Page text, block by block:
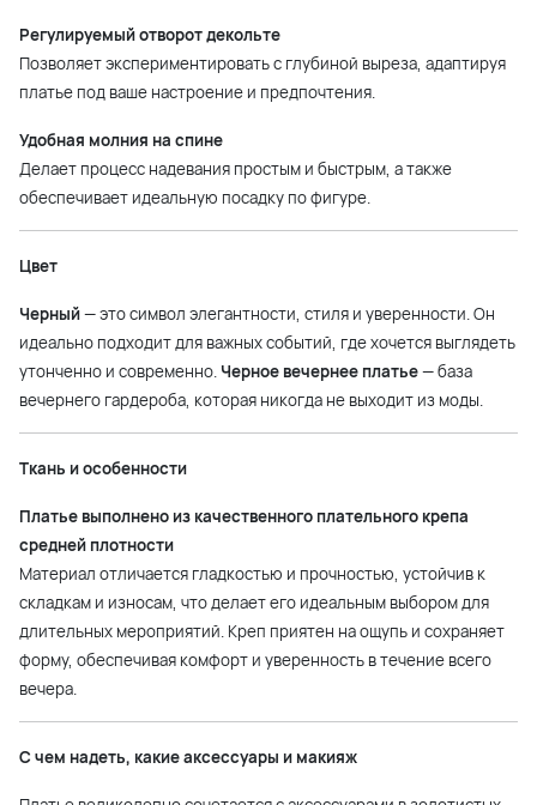
Регулируемый отворот декольте
Позволяет экспериментировать с глубиной выреза, адаптируя
платье под ваше настроение и предпочтения.
Удобная молния на спине
Делает процесс надевания простым и быстрым, а также
обеспечивает идеальную посадку по фигуре.
Цвет
Черный— это символ элегантности, стиля и уверенности. Он
идеально подходит для важных событий, где хочется выглядеть
утонченно и современно. Черное вечернее платье— база
вечернего гардероба, которая никогда не выходит из моды.
Ткань и особенности
Платье выполнено из качественного плательного крепа
средней плотности
Материал отличается гладкостью и прочностью, устойчив к
складкам и износам, что делает его идеальным выбором для
длительных мероприятий. Креп приятен на ощупь и сохраняет
форму, обеспечивая комфорт и уверенность в течение всего
вечера.
С чем надеть, какие аксессуары и макияж